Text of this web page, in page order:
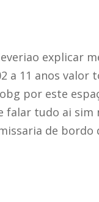
explicar
a 11 anos
por este
falar tudo ai sim
de